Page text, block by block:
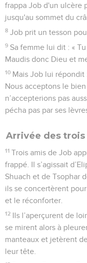
frappa Job d'un ulcère
jusqu'au sommet du
8 Job prit un tesson
9 Sa femme lui dit : «
Maudis donc Dieu et
10 Mais Job lui répondit
Nous acceptons le
n’accepterions pas
pécha pas par ses
Arrivée des trois
11 Trois amis de Job
frappé. Il s’agissait
Shuach et de Tsophar
ils se concertèrent
et le réconforter.
12 Ils l’aperçurent de
se mirent alors à
manteaux et jetèrent
leur tête.